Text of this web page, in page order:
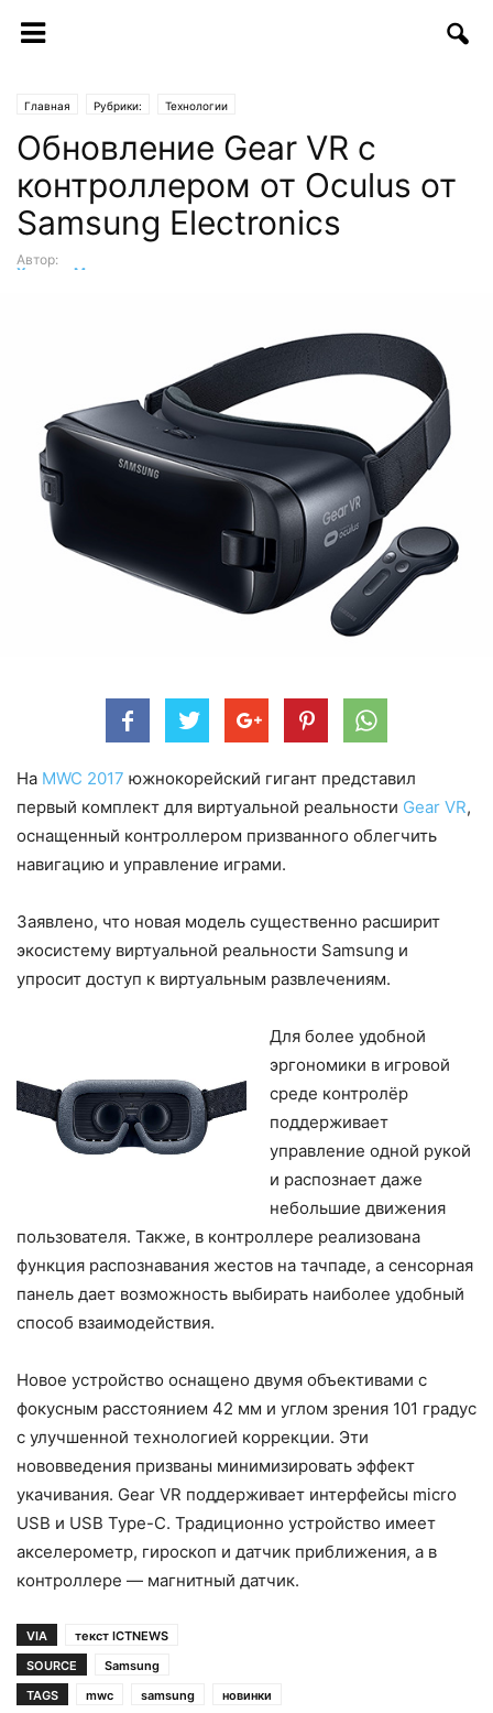
Главная Рубрики: Технологии
Обновление Gear VR с
контроллером от Oculus от
Samsung Electronics
Автор:
Хумоюн Мукимов
На MWC 2017 южнокорейский гигант представил
первый комплект для виртуальной реальности Gear VR,
оснащенный контроллером призванного облегчить
навигацию и управление играми.
Заявлено, что новая модель существенно расширит
экосистему виртуальной реальности Samsung и
упросит доступ к виртуальным развлечениям.
Для более удобной
эргономики в игровой
среде контролёр
поддерживает
управление одной рукой
и распознает даже
небольшие движения
пользователя. Также, в контроллере реализована
функция распознавания жестов на тачпаде, а сенсорная
панель дает возможность выбирать наиболее удобный
способ взаимодействия.
Новое устройство оснащено двумя объективами с
фокусным расстоянием 42 мм и углом зрения 101 градус
с улучшенной технологией коррекции. Эти
нововведения призваны минимизировать эффект
укачивания. Gear VR поддерживает интерфейсы micro
USB и USB Type-C. Традиционно устройство имеет
акселерометр, гироскоп и датчик приближения, а в
контроллере — магнитный датчик.
VIA
текст ICTNEWS
SOURCE
Samsung
TAGS
mwc samsung новинки